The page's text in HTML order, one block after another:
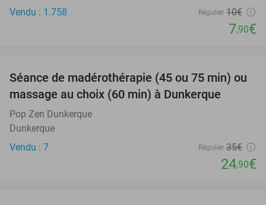
Vendu : 1.758
Régulier 10€
7,90€
29%
Séance de madérothérapie (45 ou 75 min) ou
massage au choix (60 min) à Dunkerque
Pop Zen Dunkerque
Dunkerque
Vendu : 7
Régulier 35€
24,90€